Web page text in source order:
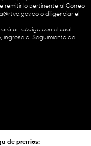
remitir lo pertinente al Correo
o diligenciar el
un código con el cual
ingrese a: Seguimiento de
de premios: